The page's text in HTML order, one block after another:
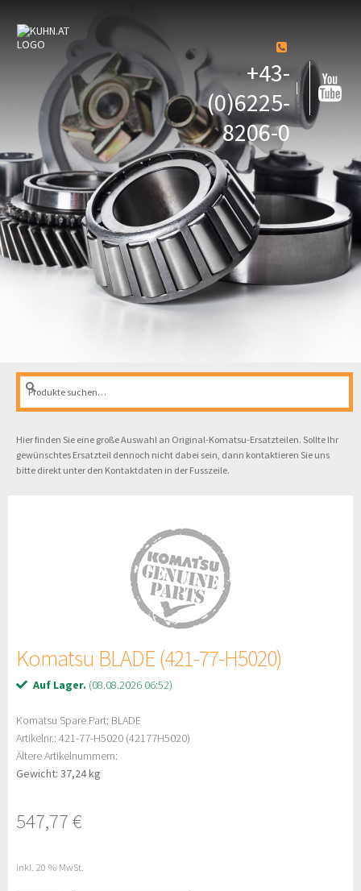
+43-
(0)6225-
8206-0
Suche
nach:
Suche
Hier finden Sie eine große Auswahl an Original-Komatsu-Ersatzteilen. Sollte Ihr
gewünschtes Ersatzteil dennoch nicht dabei sein, dann kontaktieren Sie uns
bitte direkt unter den Kontaktdaten in der Fusszeile.
Komatsu BLADE (421-77-H5020)
Auf Lager. (08.08.2026 06:52)
Komatsu Spare Part: BLADE
Artikelnr.: 421-77-H5020 (42177H5020)
Ältere Artikelnummern:
Gewicht: 37,24 kg
547,77€
inkl. 20 % MwSt.